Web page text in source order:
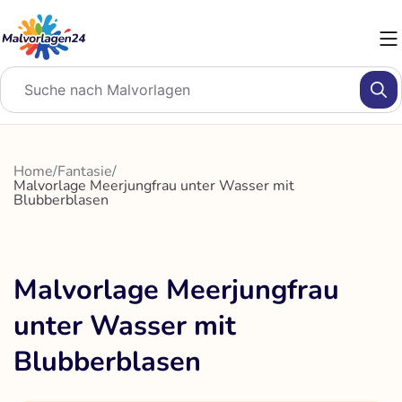
Inhalt
springen
Home/Fantasie/
Malvorlage Meerjungfrau unter Wasser mit
Blubberblasen
Malvorlage Meerjungfrau
unter Wasser mit
Blubberblasen